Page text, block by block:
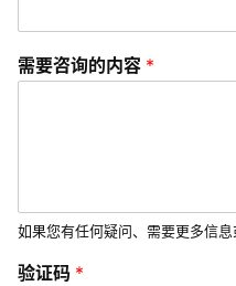
信
营
运
需要咨询的内容 *
如果您有任何疑问、需要更多信
验证码 *